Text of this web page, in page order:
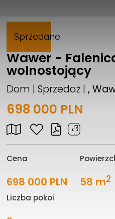
Sprzedane
Wawer -
wolnostojący
Dom | Sprzedaż |,
698 000 PLN
Cena
698 000 PLN 58 m2
Liczba pokoi